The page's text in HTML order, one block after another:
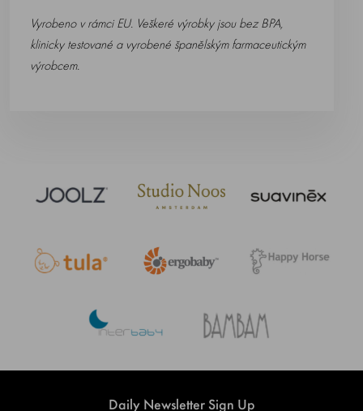
Vyrobeno v rámci EU. Veškeré výrobky jsou bez BPA,
klinicky testované a vyrobené španělským farmaceutickým
výrobcem.
Daily Newsletter Sign Up